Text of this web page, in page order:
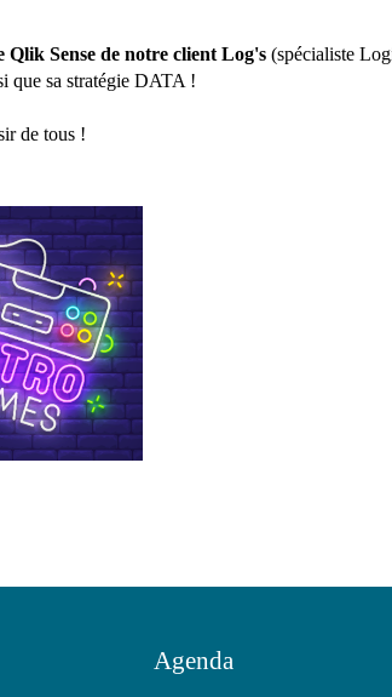
Qlik Sense de notre client Log's(spécialiste
que sa stratégie DATA !
de tous !
Agenda